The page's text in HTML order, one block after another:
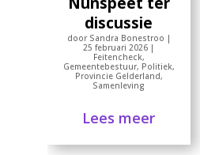
discussie
door Sandra Bonestroo |
25 februari 2026 |
Feitencheck,
Gemeentebestuur, Politiek,
Provincie Gelderland,
Samenleving
Lees meer